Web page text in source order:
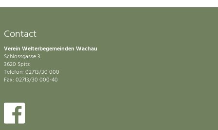
Contact
Verein Welterbegemeinden Wachau
Schlossgasse 3
3620 Spitz
Telefon: 02713/30 000
Fax: 02713/30 000-40